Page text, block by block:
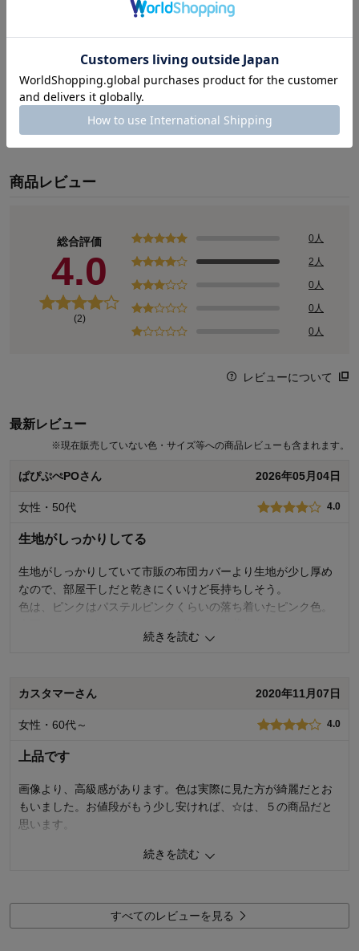
商品レビュー
総合評価
4.0
(2)
0人
2人
0人
0人
0人
レビューについて
最新レビュー
※現在販売していない色・サイズ等への商品レビューも含まれます。
ぱぴぷぺPOさん 2026年05月04日
女性・50代 4.0
生地がしっかりしてる
生地がしっかりしていて市販の布団カバーより生地が少し厚め
なので、部屋干しだと乾きにくいけど長持ちしそう。
色は、ピンクはパステルピンクくらいの落ち着いたピンク色。
考えたほうがいいです。ラベンダーと思わないほうがいいで
段に見合った金額と考えれば後悔しないと思います。
参考になった
4.0
使用感・使いやすさ
4.0
デザイン・色
3.0
使用場所： 寝室
続きを読む
カスタマーさん 2020年11月07日
女性・60代～ 4.0
上品です
画像より、高級感があります。色は実際に見た方が綺麗だとお
もいました。お値段がもう少し安ければ、☆は、５の商品だと
思います。
人が参考になりました
購入商品：
ライトブルーグリーン, 掛け布団カバー
（シングル）
続きを読む
すべてのレビューを見る